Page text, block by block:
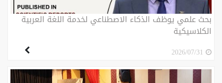
بحث علمي يوظف الذكاء الاصطناعي لخدمة اللغة العربية
الكلاسيكية
2026/07/31